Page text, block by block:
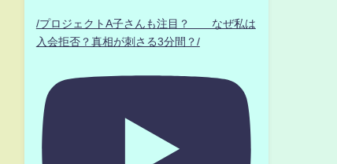
/プロジェクトA子さんも注目？ なぜ私は
入会拒否？真相が刺さる3分間？/